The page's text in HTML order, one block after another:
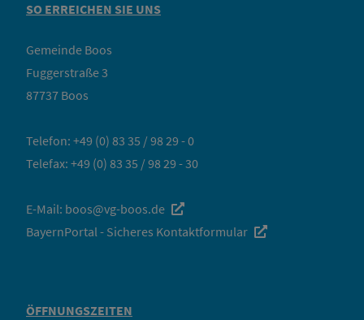
SO ERREICHEN SIE UNS
Gemeinde Boos
Fuggerstraße 3
87737 Boos
Telefon: +49 (0) 83 35 / 98 29 - 0
Telefax: +49 (0) 83 35 / 98 29 - 30
E-Mail: boos@vg-boos.de
BayernPortal - Sicheres Kontaktformular
ÖFFNUNGSZEITEN